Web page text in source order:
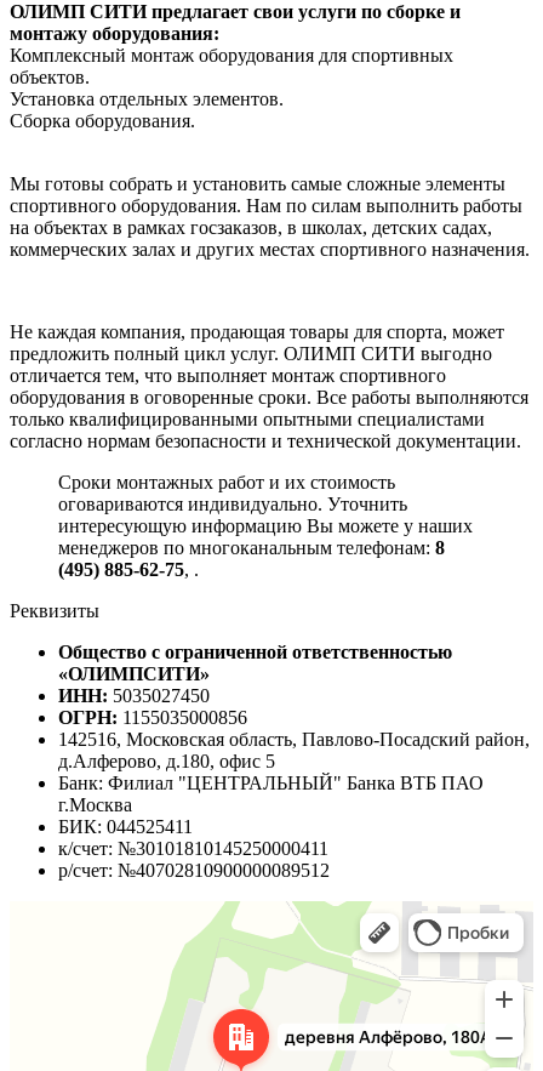
ОЛИМП СИТИ предлагает свои услуги по сборке и
монтажу оборудования:
Комплексный монтаж оборудования для спортивных
объектов.
Установка отдельных элементов.
Сборка оборудования.
Мы готовы собрать и установить самые сложные элементы
спортивного оборудования. Нам по силам выполнить работы
на объектах в рамках госзаказов, в школах, детских садах,
коммерческих залах и других местах спортивного назначения.
Не каждая компания, продающая товары для спорта, может
предложить полный цикл услуг. ОЛИМП СИТИ выгодно
отличается тем, что выполняет монтаж спортивного
оборудования в оговоренные сроки. Все работы выполняются
только квалифицированными опытными специалистами
согласно нормам безопасности и технической документации.
Сроки монтажных работ и их стоимость
оговариваются индивидуально. Уточнить
интересующую информацию Вы можете у наших
менеджеров по многоканальным телефонам: 8
(495) 885-62-75, .
Реквизиты
Общество с ограниченной ответственностью
«ОЛИМПСИТИ»
ИНН: 5035027450
ОГРН: 1155035000856
142516, Московская область, Павлово-Посадский район,
д.Алферово, д.180, офис 5
Банк: Филиал "ЦЕНТРАЛЬНЫЙ" Банка ВТБ ПАО
г.Москва
БИК: 044525411
к/счет: №30101810145250000411
р/счет: №40702810900000089512